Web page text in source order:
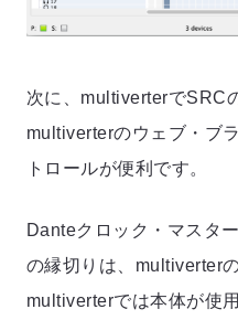
次に、multiverterでSRC
multiverterのウェブ・ブ
トロールが便利です。
Danteクロック・マスタ
の縁切りは、multiverter
multiverterでは本体が使